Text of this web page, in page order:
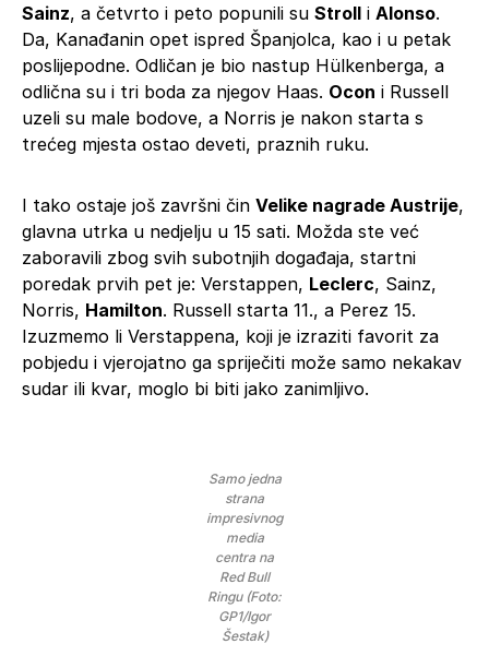
Sainz, a četvrto i peto popunili su Stroll i Alonso.
Da, Kanađanin opet ispred Španjolca, kao i u petak
poslijepodne. Odličan je bio nastup Hülkenberga, a
odlična su i tri boda za njegov Haas. Ocon i Russell
uzeli su male bodove, a Norris je nakon starta s
trećeg mjesta ostao deveti, praznih ruku.
I tako ostaje još završni čin Velike nagrade Austrije,
glavna utrka u nedjelju u 15 sati. Možda ste već
zaboravili zbog svih subotnjih događaja, startni
poredak prvih pet je: Verstappen, Leclerc, Sainz,
Norris, Hamilton. Russell starta 11., a Perez 15.
Izuzmemo li Verstappena, koji je izraziti favorit za
pobjedu i vjerojatno ga spriječiti može samo nekakav
sudar ili kvar, moglo bi biti jako zanimljivo.
Samo jedna
strana
impresivnog
media
centra na
Red Bull
Ringu (Foto:
GP1/Igor
Šestak)